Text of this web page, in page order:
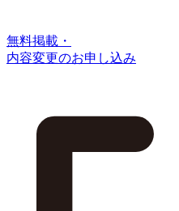
無料掲載・
内容変更のお申し込み